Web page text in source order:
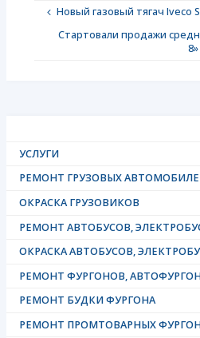
Новый газовый тягач Iveco
Стартовали продажи
УСЛУГИ
РЕМОНТ ГРУЗОВЫХ
ОКРАСКА ГРУЗОВИКОВ
РЕМОНТ АВТОБУСОВ,
ОКРАСКА АВТОБУСОВ,
РЕМОНТ ФУРГОНОВ,
РЕМОНТ БУДКИ ФУРГОНА
РЕМОНТ ПРОМТОВАРНЫХ